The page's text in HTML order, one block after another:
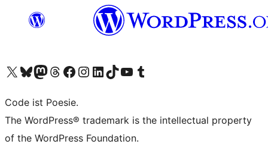
Das X-Konto (früher Twitter) von WordPress.org besuchen
Das Bluesky-Konto von WordPress.org besuchen
Das Mastodon-Konto von WordPress.org besuchen
Das Threads-Konto von WordPress.org besuchen
Die Facebook-Seite von WordPress.org besuchen
Das Instagram-Konto von WordPress.org besuchen
Das LinkedIn-Konto von WordPress.org besuchen
Das TikTok-Konto von WordPress.org besuchen
Den YouTube-Kanal von WordPress.org besuchen
Das Tumblr-Konto von WordPress.org besuchen
Code ist Poesie.
The WordPress® trademark is the intellectual property
of the WordPress Foundation.